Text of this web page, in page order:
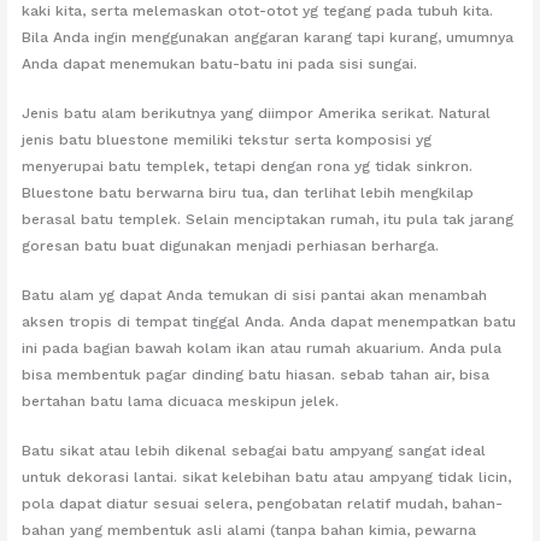
kaki kita, serta melemaskan otot-otot yg tegang pada tubuh kita.
Bila Anda ingin menggunakan anggaran karang tapi kurang, umumnya
Anda dapat menemukan batu-batu ini pada sisi sungai.
Jenis batu alam berikutnya yang diimpor Amerika serikat. Natural
jenis batu bluestone memiliki tekstur serta komposisi yg
menyerupai batu templek, tetapi dengan rona yg tidak sinkron.
Bluestone batu berwarna biru tua, dan terlihat lebih mengkilap
berasal batu templek. Selain menciptakan rumah, itu pula tak jarang
goresan batu buat digunakan menjadi perhiasan berharga.
Batu alam yg dapat Anda temukan di sisi pantai akan menambah
aksen tropis di tempat tinggal Anda. Anda dapat menempatkan batu
ini pada bagian bawah kolam ikan atau rumah akuarium. Anda pula
bisa membentuk pagar dinding batu hiasan. sebab tahan air, bisa
bertahan batu lama dicuaca meskipun jelek.
Batu sikat atau lebih dikenal sebagai batu ampyang sangat ideal
untuk dekorasi lantai. sikat kelebihan batu atau ampyang tidak licin,
pola dapat diatur sesuai selera, pengobatan relatif mudah, bahan-
bahan yang membentuk asli alami (tanpa bahan kimia, pewarna